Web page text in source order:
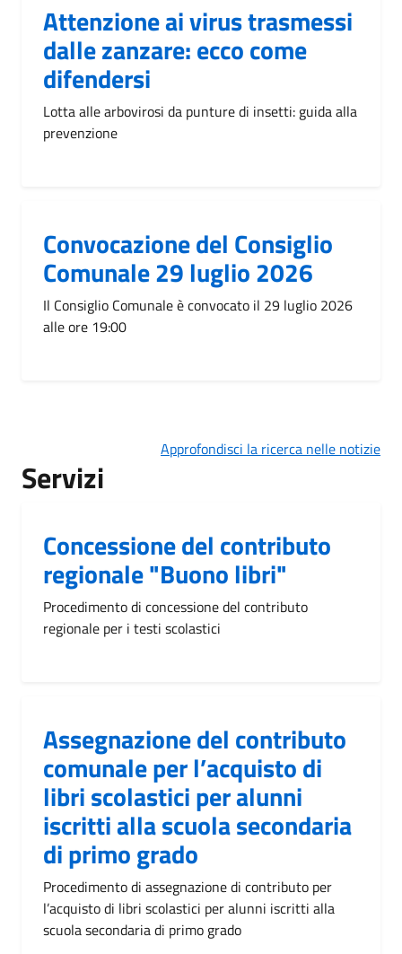
Attenzione ai virus trasmessi
dalle zanzare: ecco come
difendersi
Lotta alle arbovirosi da punture di insetti: guida alla
prevenzione
Convocazione del Consiglio
Comunale 29 luglio 2026
Il Consiglio Comunale è convocato il 29 luglio 2026
alle ore 19:00
Approfondisci la ricerca nelle notizie
Servizi
Concessione del contributo
regionale "Buono libri"
Procedimento di concessione del contributo
regionale per i testi scolastici
Assegnazione del contributo
comunale per l’acquisto di
libri scolastici per alunni
iscritti alla scuola secondaria
di primo grado
Procedimento di assegnazione di contributo per
l’acquisto di libri scolastici per alunni iscritti alla
scuola secondaria di primo grado